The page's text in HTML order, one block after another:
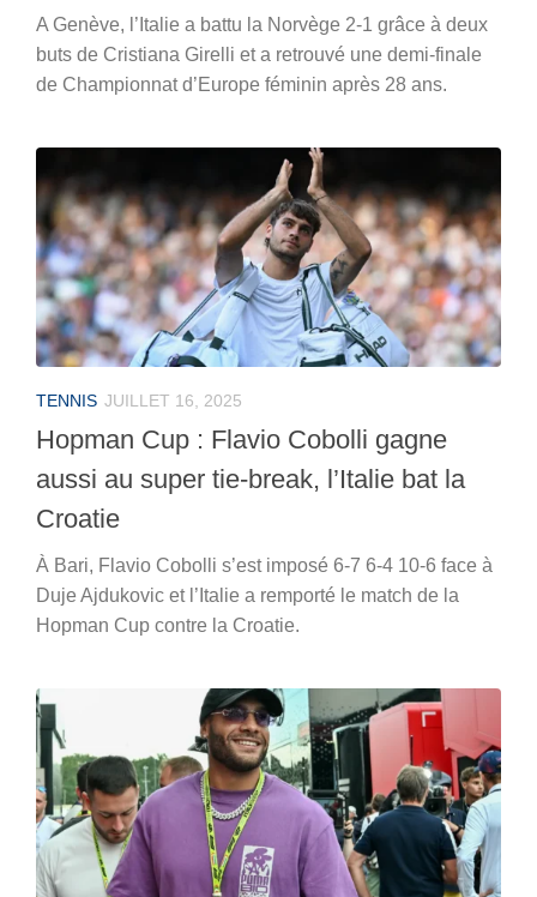
A Genève, l’Italie a battu la Norvège 2-1 grâce à deux
buts de Cristiana Girelli et a retrouvé une demi-finale
de Championnat d’Europe féminin après 28 ans.
TENNIS JUILLET 16, 2025
Hopman Cup : Flavio Cobolli gagne
aussi au super tie-break, l’Italie bat la
Croatie
À Bari, Flavio Cobolli s’est imposé 6-7 6-4 10-6 face à
Duje Ajdukovic et l’Italie a remporté le match de la
Hopman Cup contre la Croatie.